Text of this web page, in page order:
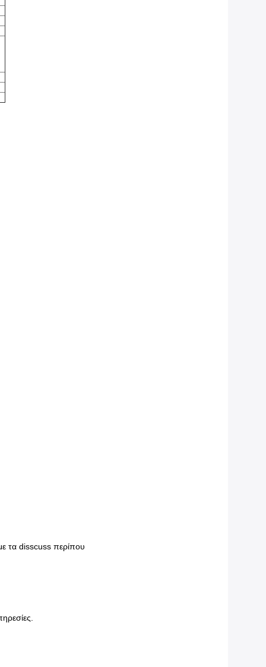
τα disscuss περίπου